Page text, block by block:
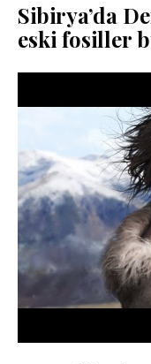
Sibirya’da
eski fosiller